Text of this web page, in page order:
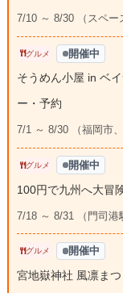
7/10 ～ 8/30 （スペー
グルメ 開催中
そうめん小屋 in ベ
ー・予約
7/1 ～ 8/30 （福岡市
グルメ 開催中
100円で九州へ大冒
7/18 ～ 8/31 （門司港
グルメ 開催中
宮地嶽神社 風凛ま